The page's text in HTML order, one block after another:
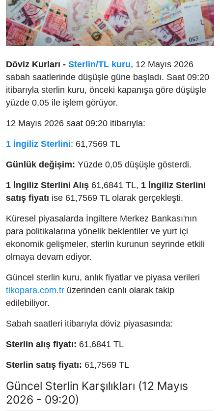
Döviz Kurları - Sterlin/TL kuru, 12 Mayıs 2026
sabah saatlerinde düşüşle güne başladı. Saat 09:20
itibarıyla sterlin kuru, önceki kapanışa göre düşüşle
yüzde 0,05 ile işlem görüyor.
12 Mayıs 2026 saat 09:20 itibarıyla:
1 İngiliz Sterlini: 61,7569 TL
Günlük değişim: Yüzde 0,05 düşüşle gösterdi.
1 İngiliz Sterlini Alış 61,6841 TL, 1 İngiliz Sterlini
satış fiyatı ise 61,7569 TL olarak gerçekleşti.
Küresel piyasalarda İngiltere Merkez Bankası'nın
para politikalarına yönelik beklentiler ve yurt içi
ekonomik gelişmeler, sterlin kurunun seyrinde etkili
olmaya devam ediyor.
Güncel sterlin kuru, anlık fiyatlar ve piyasa verileri
tikopara.com.tr üzerinden canlı olarak takip
edilebiliyor.
Sabah saatleri itibarıyla döviz piyasasında:
Sterlin alış fiyatı: 61,6841 TL
Sterlin satış fiyatı: 61,7569 TL
Güncel Sterlin Karşılıkları (12 Mayıs
2026 - 09:20)